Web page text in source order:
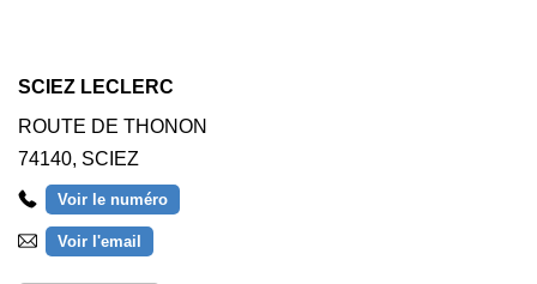
SCIEZ LECLERC
ROUTE DE THONON
74140, SCIEZ
Voir le numéro
Voir l'email